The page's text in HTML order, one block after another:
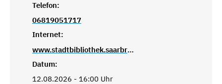
Telefon:
06819051717
Internet:
www.stadtbibliothek.saarbruecken.de
Datum:
12.08.2026 - 16:00 Uhr